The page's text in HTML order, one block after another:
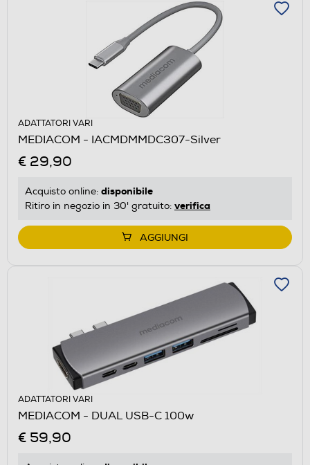
ADATTATORI VARI
MEDIACOM - IACMDMMDC307-Silver
€ 29,90
Acquisto online: disponibile
Ritiro in negozio in 30' gratuito: verifica
AGGIUNGI
ADATTATORI VARI
MEDIACOM - DUAL USB-C 100w
€ 59,90